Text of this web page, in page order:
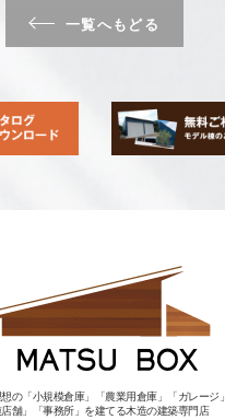
一覧へもどる
の「小規模倉庫」「農業用倉庫」「ガレージ」
店舗」「事務所」を建てる木造の建築専門店